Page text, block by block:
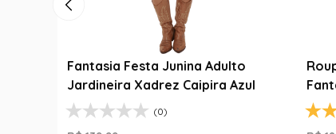
Fantasia Festa Junina Adulto
Jardineira Xadrez Caipira Azul
(0)